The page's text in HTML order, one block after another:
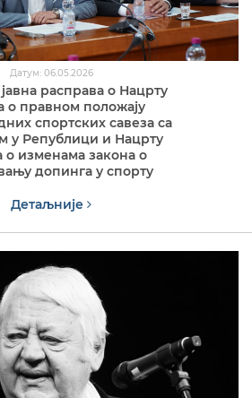
Датум: 06.05.2026
расправа о Нацрту
о правном положају
спортских савеза са
у Републици и Нацрту
о изменама закона о
допинга у спорту
Детаљније